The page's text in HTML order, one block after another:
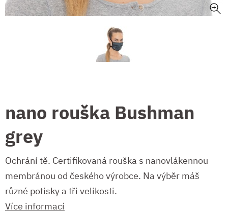
nano rouška Bushman
grey
Ochrání tě. Certifikovaná rouška s nanovlákennou
membránou od českého výrobce. Na výběr máš
různé potisky a tři velikosti.
Více informací